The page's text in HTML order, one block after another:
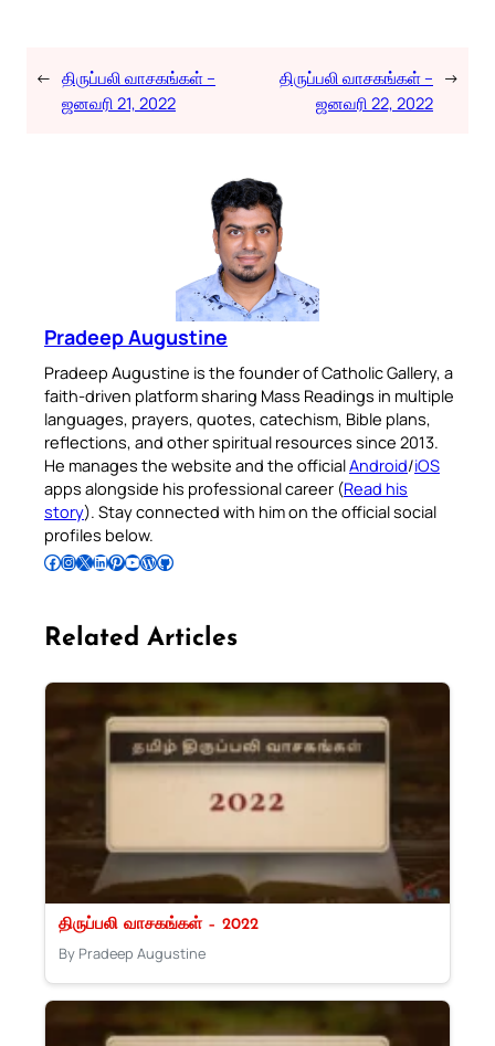
← திருப்பலி வாசகங்கள் –
ஜனவரி 21, 2022
திருப்பலி வாசகங்கள் –
ஜனவரி 22, 2022
→
Pradeep Augustine
Pradeep Augustine is the founder of Catholic Gallery, a
faith-driven platform sharing Mass Readings in multiple
languages, prayers, quotes, catechism, Bible plans,
reflections, and other spiritual resources since 2013.
He manages the website and the officialAndroid/iOS
apps alongside his professional career (Read his
story). Stay connected with him on the official social
profiles below.
Follow Pradeep on Facebook Follow Pradeep on InstagramFollow Pradeep on X Follow Pradeep on LinkedIn Follow Pradeep on Pinterest Subscribe to Pradeep’s Youtube Channel Follow Pradeep on WordPress Follow Pradeep on GitHub
Related Articles
திருப்பலி வாசகங்கள் – 2022
By Pradeep Augustine